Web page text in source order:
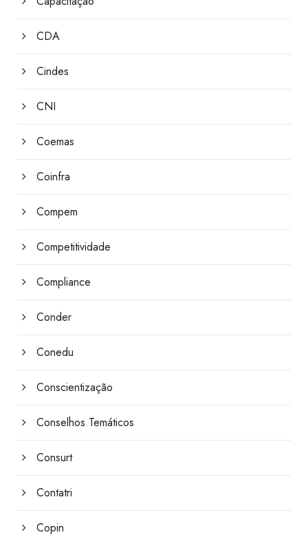
CDA
Cindes
CNI
Coemas
Coinfra
Compem
Competitividade
Compliance
Conder
Conedu
Conscientização
Conselhos Temáticos
Consurt
Contatri
Copin